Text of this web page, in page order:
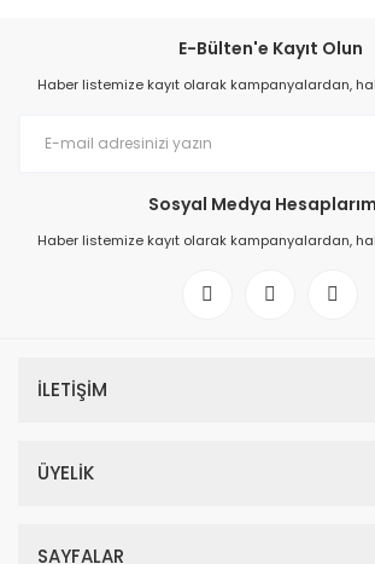
E-Bülten'e Kayıt Olun
Haber listemize kayıt olarak kampanyalardan,
Sosyal Medya
Haber listemize kayıt olarak kampanyalardan,
İLETİŞİM
ÜYELİK
SAYFALAR